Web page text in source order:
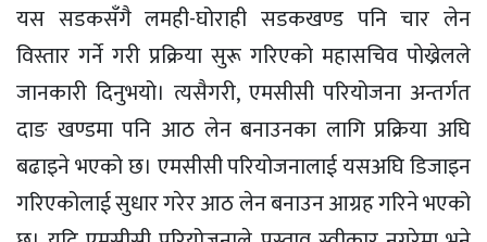
यस सडकसँगै लमही-घोराही सडकखण्ड पनि चार लेन
विस्तार गर्ने गरी प्रक्रिया सुरू गरिएको महासचिव पोख्रेलले
जानकारी दिनुभयो। त्यसैगरी, एमसीसी परियोजना अन्तर्गत
दाङ खण्डमा पनि आठ लेन बनाउनका लागि प्रक्रिया अघि
बढाइने भएको छ। एमसीसी परियोजनालाई यसअघि डिजाइन
गरिएकोलाई सुधार गरेर आठ लेन बनाउन आग्रह गरिने भएको